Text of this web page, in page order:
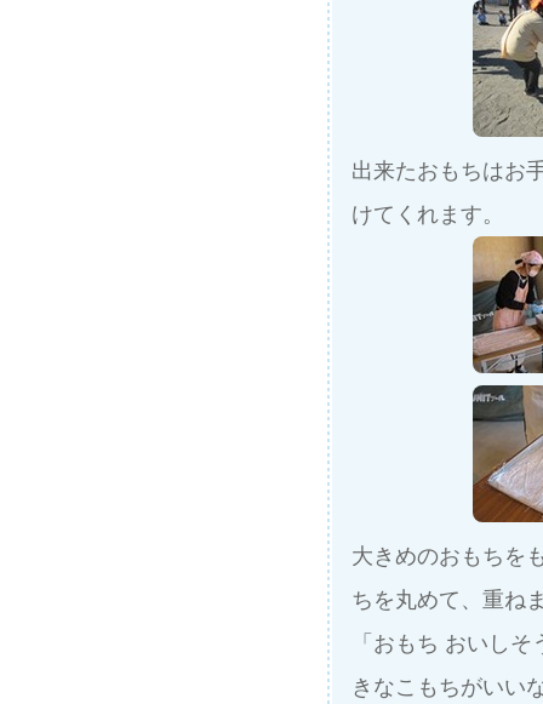
出来たおもちはお
けてくれます。
大きめのおもちを
ちを丸めて、重ね
「おもち おいし
きなこもちがいい